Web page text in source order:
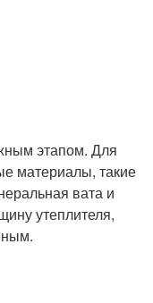
этапом. Для
материалы, такие
вата и
утеплителя,